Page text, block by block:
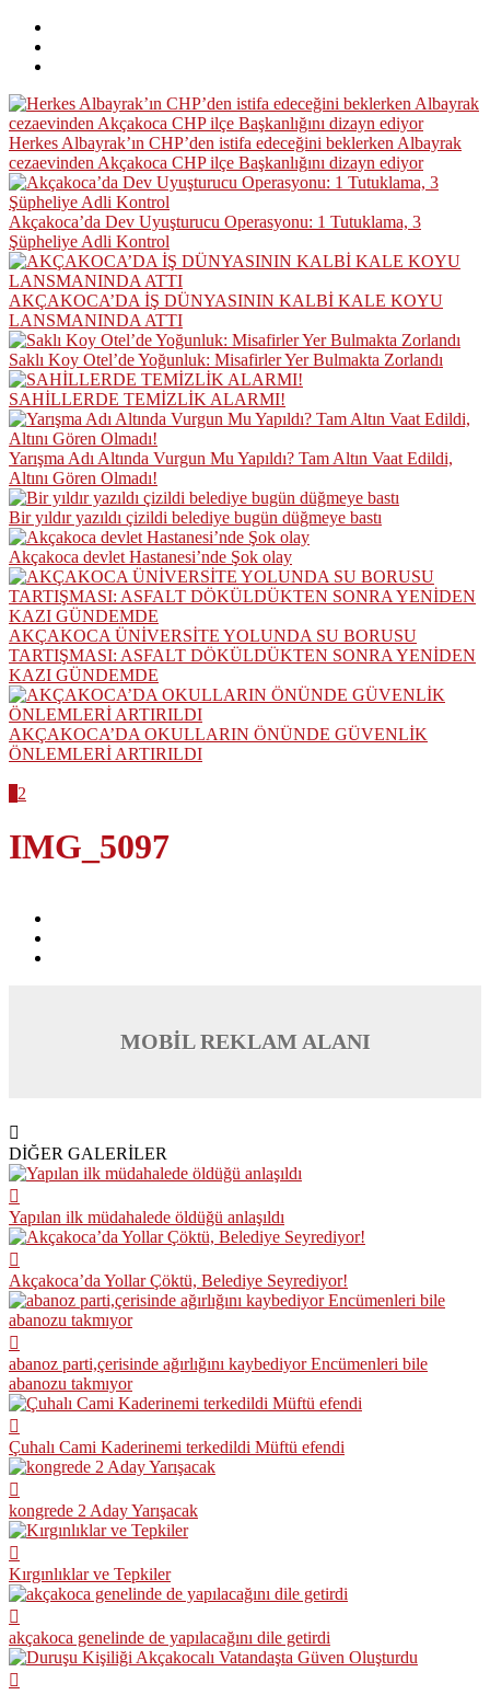
Herkes Albayrak’ın CHP’den istifa edeceğini beklerken Albayrak
cezaevinden Akçakoca CHP ilçe Başkanlığını dizayn ediyor
Akçakoca’da Dev Uyuşturucu Operasyonu: 1 Tutuklama, 3
Şüpheliye Adli Kontrol
AKÇAKOCA’DA İŞ DÜNYASININ KALBİ KALE KOYU
LANSMANINDA ATTI
Saklı Koy Otel’de Yoğunluk: Misafirler Yer Bulmakta Zorlandı
SAHİLLERDE TEMİZLİK ALARMI!
Yarışma Adı Altında Vurgun Mu Yapıldı? Tam Altın Vaat Edildi,
Altını Gören Olmadı!
Bir yıldır yazıldı çizildi belediye bugün düğmeye bastı
Akçakoca devlet Hastanesi’nde Şok olay
AKÇAKOCA ÜNİVERSİTE YOLUNDA SU BORUSU
TARTIŞMASI: ASFALT DÖKÜLDÜKTEN SONRA YENİDEN
KAZI GÜNDEMDE
AKÇAKOCA’DA OKULLARIN ÖNÜNDE GÜVENLİK
ÖNLEMLERİ ARTIRILDI
2
IMG_5097
MOBİL REKLAM ALANI
DİĞER GALERİLER
Yapılan ilk müdahalede öldüğü anlaşıldı
Akçakoca’da Yollar Çöktü, Belediye Seyrediyor!
abanoz parti,çerisinde ağırlığını kaybediyor Encümenleri bile
abanozu takmıyor
Çuhalı Cami Kaderinemi terkedildi Müftü efendi
kongrede 2 Aday Yarışacak
Kırgınlıklar ve Tepkiler
akçakoca genelinde de yapılacağını dile getirdi